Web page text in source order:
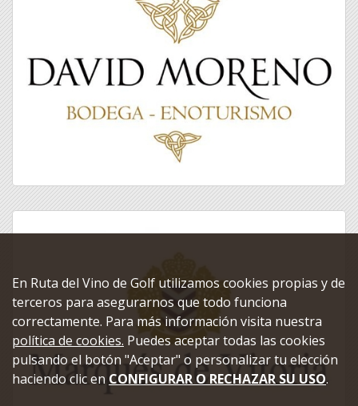
En Ruta del Vino de Golf utilizamos cookies propias y de
terceros para asegurarnos que todo funciona
correctamente. Para más información visita nuestra
política de cookies. Puedes aceptar todas las cookies
pulsando el botón "Aceptar" o personalizar tu elección
haciendo clic en CONFIGURAR O RECHAZAR SU USO.